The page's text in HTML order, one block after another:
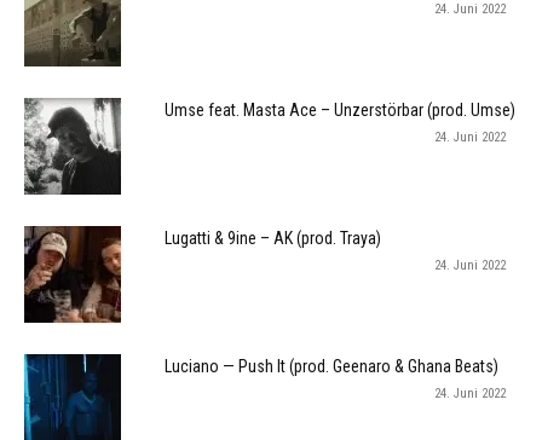
24. Juni 2022
Umse feat. Masta Ace – Unzerstörbar (prod. Umse)
24. Juni 2022
Lugatti & 9ine – AK (prod. Traya)
24. Juni 2022
Luciano — Push It (prod. Geenaro & Ghana Beats)
24. Juni 2022